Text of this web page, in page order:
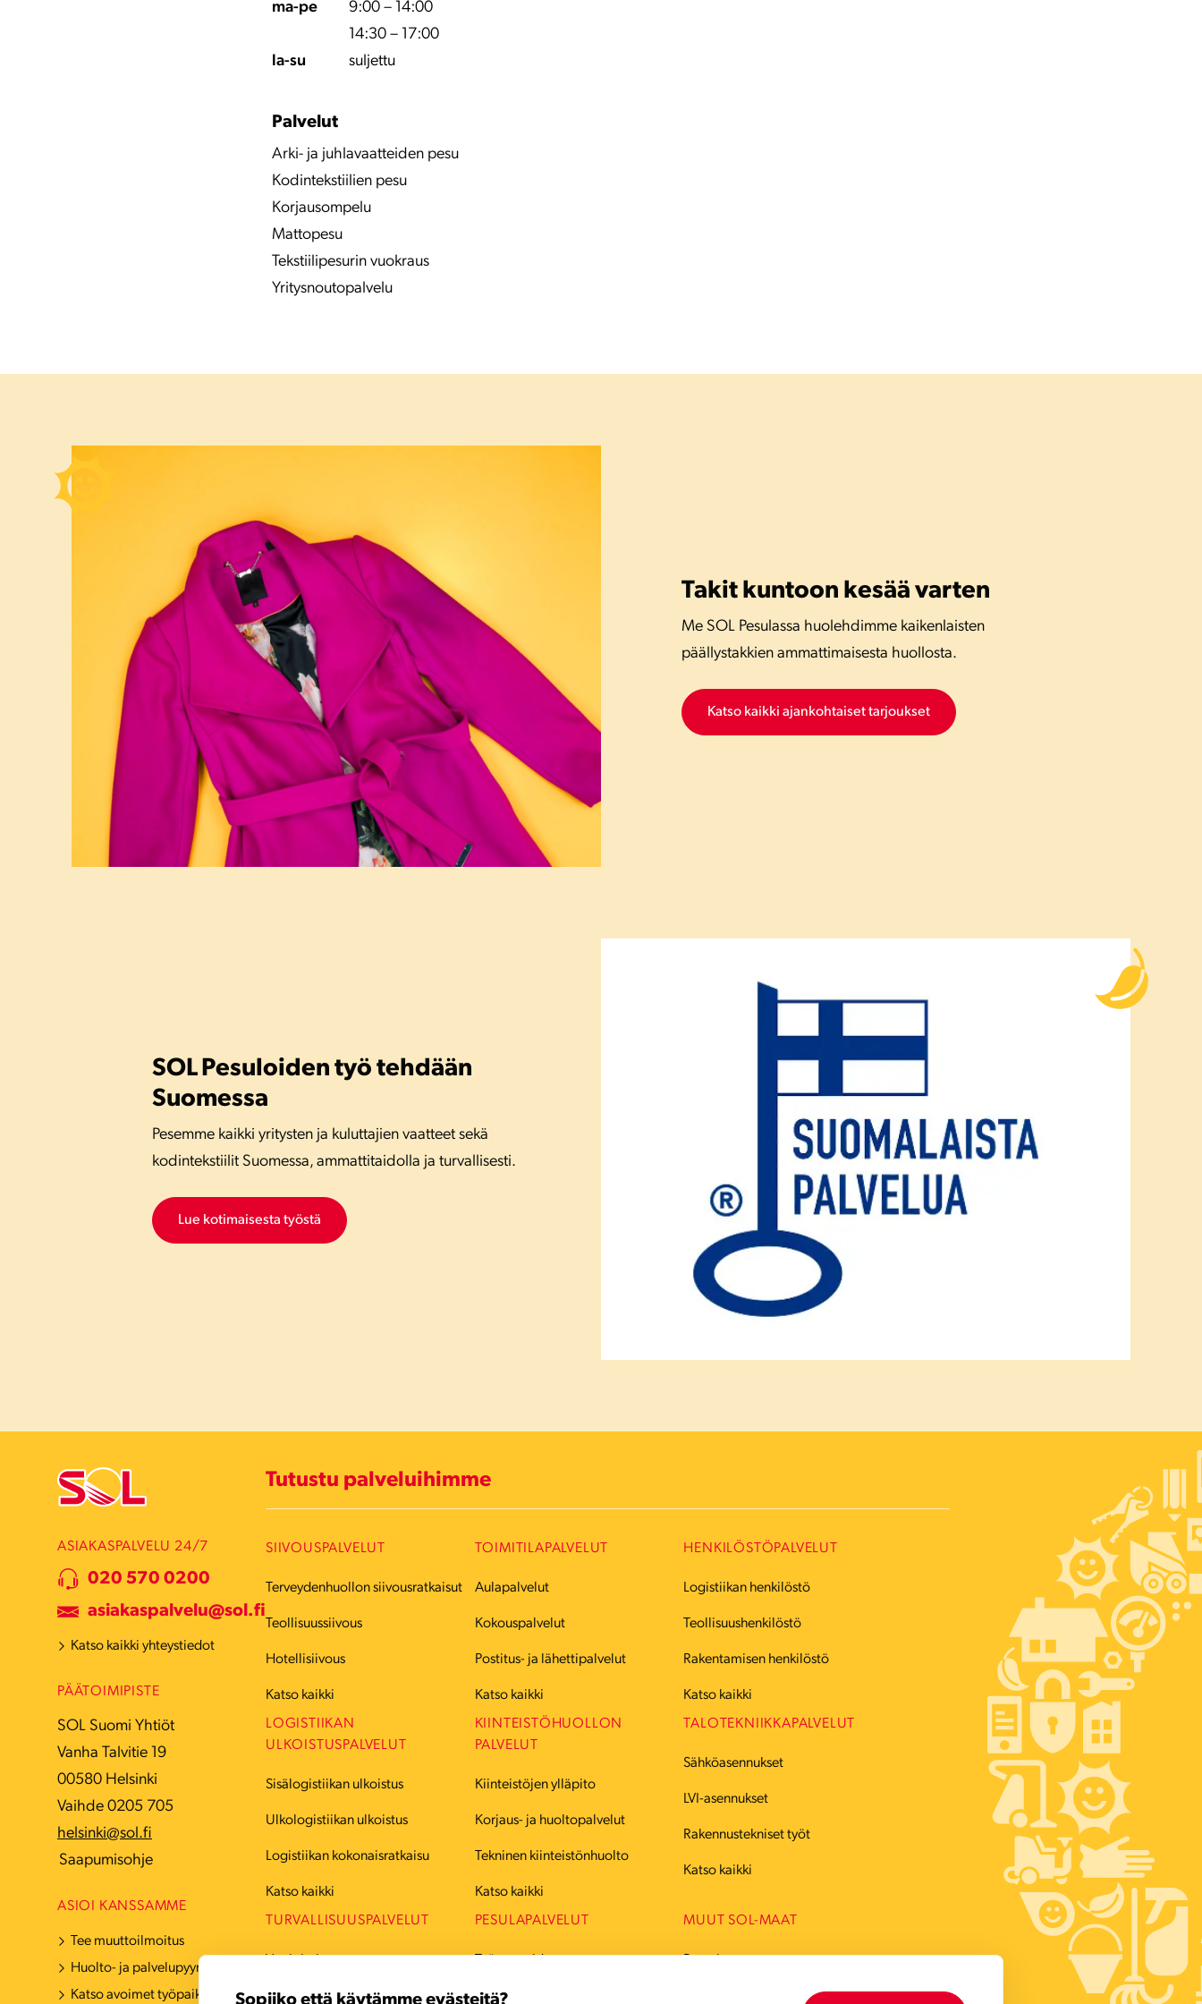
Sopiiko että käytämme evästeitä?
ma-pe
9:00 – 14:00
14:30 – 17:00
la-su
suljettu
Palvelut
Arki- ja juhlavaatteiden pesu
Kodintekstiilien pesu
Korjausompelu
Mattopesu
Tekstiilipesurin vuokraus
Yritysnoutopalvelu
Takit kuntoon kesää varten
Me SOL Pesulassa huolehdimme kaikenlaisten
päällystakkien ammattimaisesta huollosta.
Katso kaikki ajankohtaiset tarjoukset
SOL Pesuloiden työ tehdään
Suomessa
Pesemme kaikki yritysten ja kuluttajien vaatteet sekä
kodintekstiilit Suomessa, ammattitaidolla ja turvallisesti.
Lue kotimaisesta työstä
ASIAKASPALVELU 24/7
020 570 0200
asiakaspalvelu@sol.fi
Katso kaikki yhteystiedot
PÄÄTOIMIPISTE
SOL Suomi Yhtiöt
Vanha Talvitie 19
00580 Helsinki
Vaihde 0205 705
helsinki@sol.fi
Saapumisohje
ASIOI KANSSAMME
Tee muuttoilmoitus
Huolto- ja palvelupyyntö
Katso avoimet työpaikat
Tutustu palveluihimme
SIIVOUSPALVELUT
Terveydenhuollon siivousratkaisut
Teollisuussiivous
Hotellisiivous
Katso kaikki
TOIMITILAPALVELUT
Aulapalvelut
Kokouspalvelut
Postitus- ja lähettipalvelut
Katso kaikki
HENKILÖSTÖPALVELUT
Logistiikan henkilöstö
Teollisuushenkilöstö
Rakentamisen henkilöstö
Katso kaikki
LOGISTIIKAN
ULKOISTUSPALVELUT
Sisälogistiikan ulkoistus
Ulkologistiikan ulkoistus
Logistiikan kokonaisratkaisu
Katso kaikki
KIINTEISTÖHUOLLON
PALVELUT
Kiinteistöjen ylläpito
Korjaus- ja huoltopalvelut
Tekninen kiinteistönhuolto
Katso kaikki
TALOTEKNIIKKAPALVELUT
Sähköasennukset
LVI-asennukset
Rakennustekniset työt
Katso kaikki
TURVALLISUUSPALVELUT
Hälytyskeskuspalvelut
PESULAPALVELUT
Juhlavaatteiden pesu
MUUT SOL-MAAT